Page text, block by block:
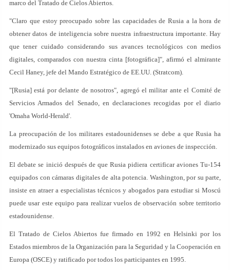
marco del Tratado de Cielos Abiertos.
"Claro que estoy preocupado sobre las capacidades de Rusia a la hora de
obtener datos de inteligencia sobre nuestra infraestructura importante. Hay
que tener cuidado considerando sus avances tecnológicos con medios
digitales, comparados con nuestra cinta [fotográfica]", afirmó el almirante
Cecil Haney, jefe del Mando Estratégico de EE.UU. (Stratcom).
"[Rusia] está por delante de nosotros", agregó el militar ante el Comité de
Servicios Armados del Senado, en declaraciones recogidas por el diario
'Omaha World-Herald'.
La preocupación de los militares estadounidenses se debe a que Rusia ha
modernizado sus equipos fotográficos instalados en aviones de inspección.
El debate se inició después de que Rusia pidiera certificar aviones Tu-154
equipados con cámaras digitales de alta potencia. Washington, por su parte,
insiste en atraer a especialistas técnicos y abogados para estudiar si Moscú
puede usar este equipo para realizar vuelos de observación sobre territorio
estadounidense.
El Tratado de Cielos Abiertos fue firmado en 1992 en Helsinki por los
Estados miembros de la Organización para la Seguridad y la Cooperación en
Europa (OSCE) y ratificado por todos los participantes en 1995.